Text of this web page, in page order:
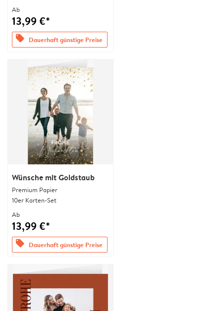
Ab
13,99 €*
offers Dauerhaft günstige Preise
Wünsche mit Goldstaub
Premium Papier
10er Karten-Set
Ab
13,99 €*
offers Dauerhaft günstige Preise